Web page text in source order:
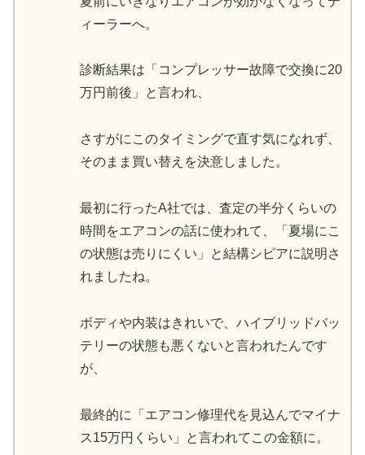
ィーラーへ。
診断結果は「コンプレッサー故障で交換に20
万円前後」と言われ、
さすがにこのタイミングで直す気になれず、
そのまま買い替えを決意しました。
最初に行ったA社では、査定の半分くらいの
時間をエアコンの話に使われて、「夏場にこ
の状態は売りにくい」と結構シビアに説明さ
れましたね。
ボディや内装はきれいで、ハイブリッドバッ
テリーの状態も悪くないと言われたんです
が、
最終的に「エアコン修理代を見込んでマイナ
ス15万円くらい」と言われてこの金額に。